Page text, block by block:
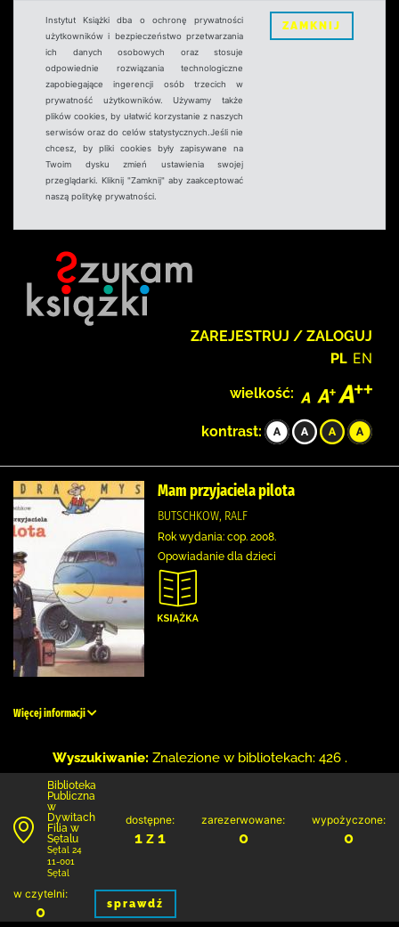
Instytut Książki dba o ochronę prywatności
użytkowników i bezpieczeństwo przetwarzania
ich danych osobowych oraz stosuje
odpowiednie rozwiązania technologiczne
zapobiegające ingerencji osób trzecich w
prywatność użytkowników. Używamy także
plików cookies, by ułatwić korzystanie z naszych
serwisów oraz do celów statystycznych.Jeśli nie
chcesz, by pliki cookies były zapisywane na
Twoim dysku zmień ustawienia swojej
przeglądarki. Kliknij "Zamknij" aby zaakceptować
naszą politykę prywatności.
ZAMKNIJ
ZAREJESTRUJ / ZALOGUJ
PL EN
wielkość:
kontrast:
Mam przyjaciela pilota
BUTSCHKOW, RALF
Rok wydania: cop. 2008.
Opowiadanie dla dzieci
Więcej informacji
Wyszukiwanie: Znalezione w bibliotekach: 426 .
Biblioteka
Publiczna
w
Dywitach
Filia w
Sętalu
Sętal 24
11-001
Sętal
dostępne:
1 z 1
zarezerwowane:
0
wypożyczone:
0
w czytelni:
0 sprawdź